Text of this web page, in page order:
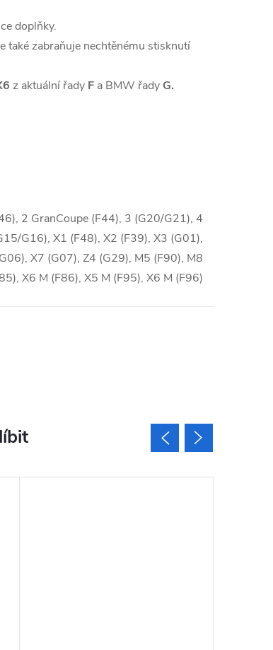
doplňky.
také zabraňuje nechtěnému stisknutí
z aktuální řady F a BMW řady G.
2 GranCoupe (F44), 3 (G20/G21), 4
G16), X1 (F48), X2 (F39), X3 (G01),
X7 (G07), Z4 (G29), M5 (F90), M8
X6 M (F86), X5 M (F95), X6 M (F96)